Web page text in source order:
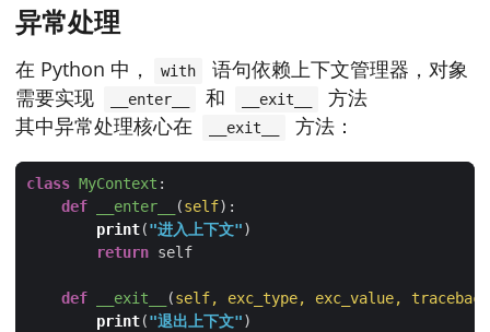
异常处理
在 Python 中， with
语句依赖上下文管理器，对象
需要实现
__enter__ 和 __exit__
方法
其中异常处理核心在
__exit__ 方法：
class MyContext :
def
__enter__ (self):
print("进入上下文"
return
def __exit__ (self, exc_type, exc_value, traceback
print("退出上下文"